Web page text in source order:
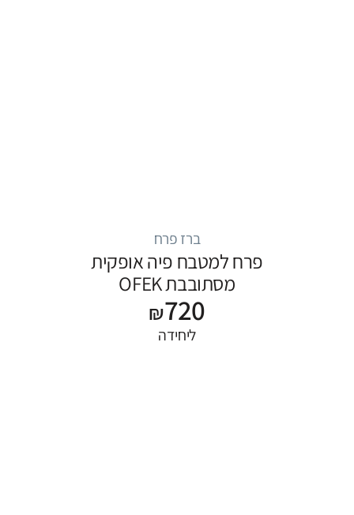
ברז פרח
פרח למטבח פיה אופקית
מסתובבת OFEK
₪720
ליחידה